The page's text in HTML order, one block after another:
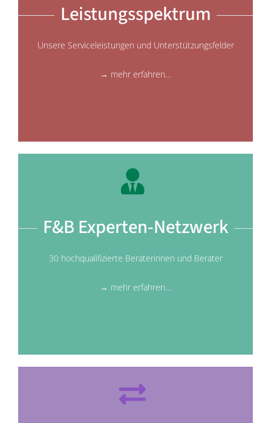
Leistungsspektrum
Unsere Serviceleistungen und Unterstützungsfelder
→ mehr erfahren…
F&B Experten-Netzwerk
30 hochqualifizierte Beraterinnen und Berater
→ mehr erfahren…